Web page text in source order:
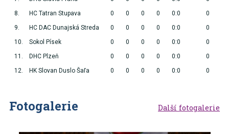
8.
HC Tatran Stupava 0 0 0 0 0:0
0
9.
HC DAC Dunajská Streda 0 0 0 0 0:0
0
10.
Sokol Písek 0 0 0 0 0:0
0
11.
DHC Plzeň 0 0 0 0 0:0
0
12.
HK Slovan Duslo Šaľa 0 0 0 0 0:0 0
Další fotogalerie
Fotogalerie